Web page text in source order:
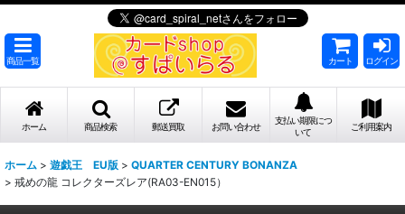
商品一覧 カート ログイン
ホーム 商品検索 郵送買取 お問い合わせ
支払い期限につ
いて
ご利用案内
ホーム > 遊戯王 EU版 > QUARTER CENTURY BONANZA
> 戒めの龍 コレクターズレア(RA03-EN015）